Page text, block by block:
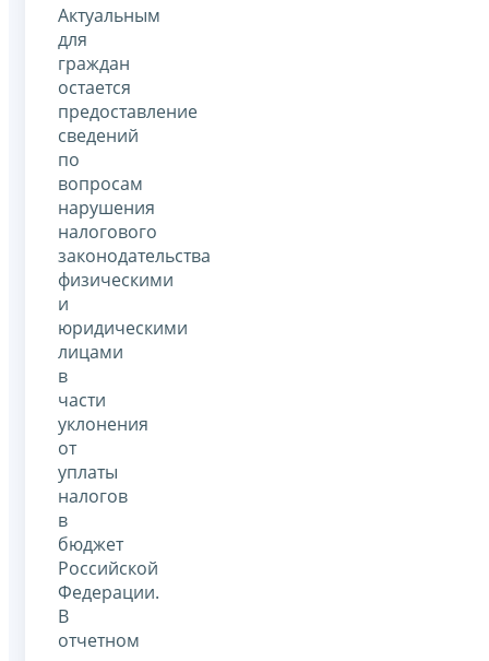
Актуальным
для
граждан
остается
предоставление
сведений
по
вопросам
нарушения
налогового
законодательства
физическими
и
юридическими
лицами
в
части
уклонения
от
уплаты
налогов
в
бюджет
Российской
Федерации.
В
отчетном